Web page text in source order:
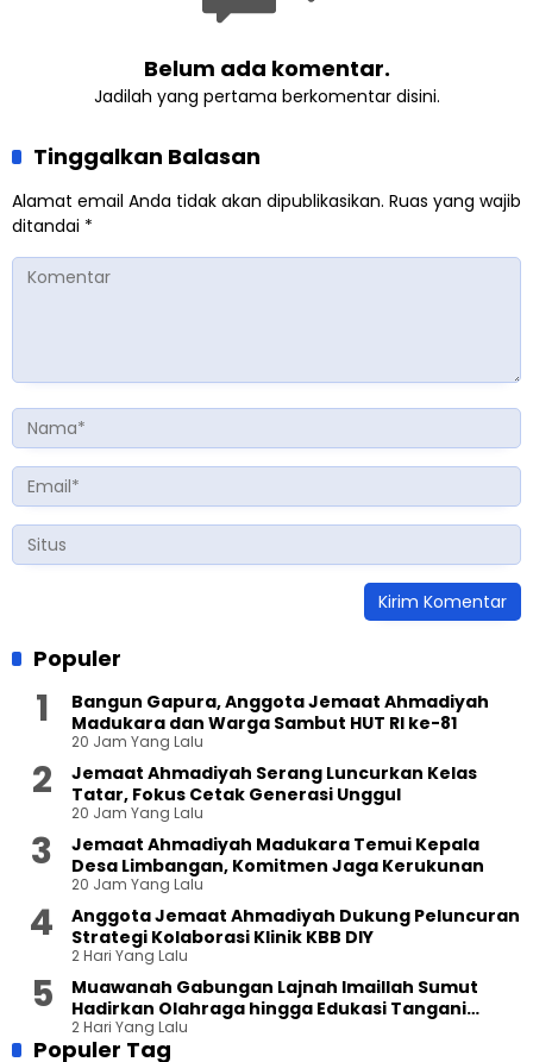
Belum ada komentar.
Jadilah yang pertama berkomentar disini.
Tinggalkan Balasan
Alamat email Anda tidak akan dipublikasikan. Ruas yang wajib
ditandai *
Populer
Bangun Gapura, Anggota Jemaat Ahmadiyah
Madukara dan Warga Sambut HUT RI ke-81
20 Jam Yang Lalu
Jemaat Ahmadiyah Serang Luncurkan Kelas
Tatar, Fokus Cetak Generasi Unggul
20 Jam Yang Lalu
Jemaat Ahmadiyah Madukara Temui Kepala
Desa Limbangan, Komitmen Jaga Kerukunan
20 Jam Yang Lalu
Anggota Jemaat Ahmadiyah Dukung Peluncuran
Strategi Kolaborasi Klinik KBB DIY
2 Hari Yang Lalu
Muawanah Gabungan Lajnah Imaillah Sumut
Hadirkan Olahraga hingga Edukasi Tangani
Sampah
2 Hari Yang Lalu
Populer Tag